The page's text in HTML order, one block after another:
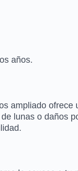
años.
ampliado
lunas o daños